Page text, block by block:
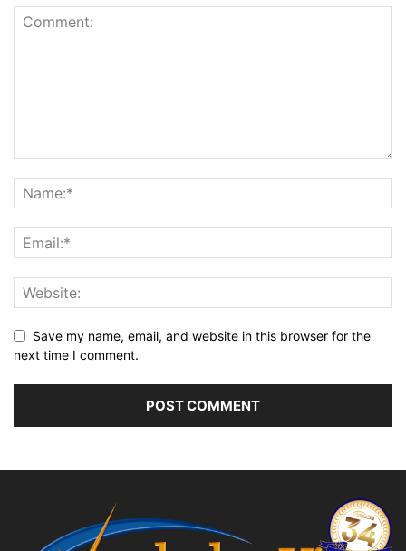
Save my name, email, and website in this browser for the
next time I comment.